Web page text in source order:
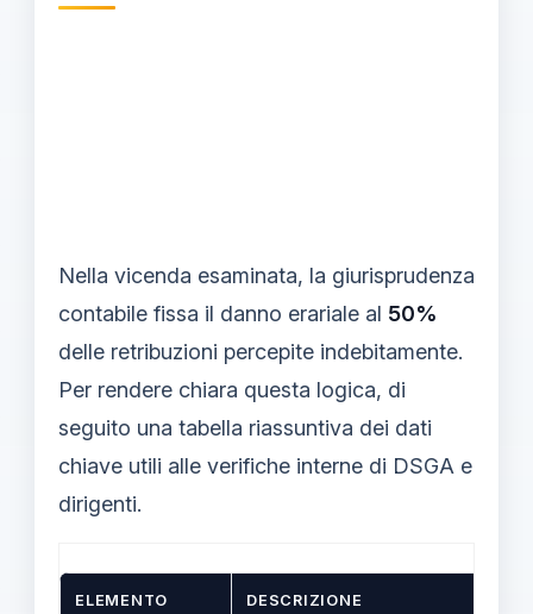
Nella vicenda esaminata, la giurisprudenza
contabile fissa il danno erariale al 50%
delle retribuzioni percepite indebitamente.
Per rendere chiara questa logica, di
seguito una tabella riassuntiva dei dati
chiave utili alle verifiche interne di DSGA e
dirigenti.
ELEMENTO DESCRIZIONE